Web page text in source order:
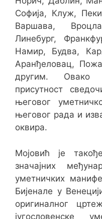
Софија, Клуж,
Варшава,
Линебург,
Намир, Будва,
Аранђеловац,
другим. Овако
присутност
његовог
његовог рада и
оквира.
Мојовић је
значајних
уметничких
Бијенале у
оригиналног
југословенске